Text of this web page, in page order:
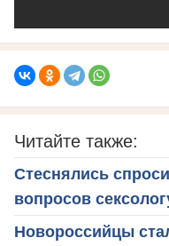
Читайте также:
Стеснялись
вопросов
Новороссийцы